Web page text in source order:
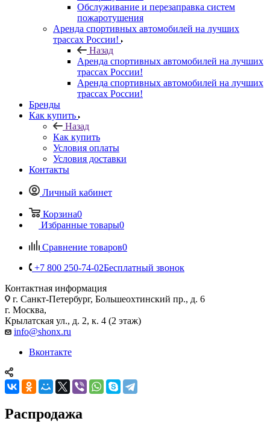
Обслуживание и перезаправка систем
пожаротушения
Аренда спортивных автомобилей на лучших
трассах России!
Назад
Аренда спортивных автомобилей на лучших
трассах России!
Аренда спортивных автомобилей на лучших
трассах России!
Бренды
Как купить
Назад
Как купить
Условия оплаты
Условия доставки
Контакты
Личный кабинет
Корзина0
Избранные товары0
Сравнение товаров0
+7 800 250-74-02Бесплатный звонок
Контактная информация
г. Санкт-Петербург, Большеохтинский пр., д. 6
г. Москва,
Крылатская ул., д. 2, к. 4 (2 этаж)
info@shonx.ru
Вконтакте
Распродажа